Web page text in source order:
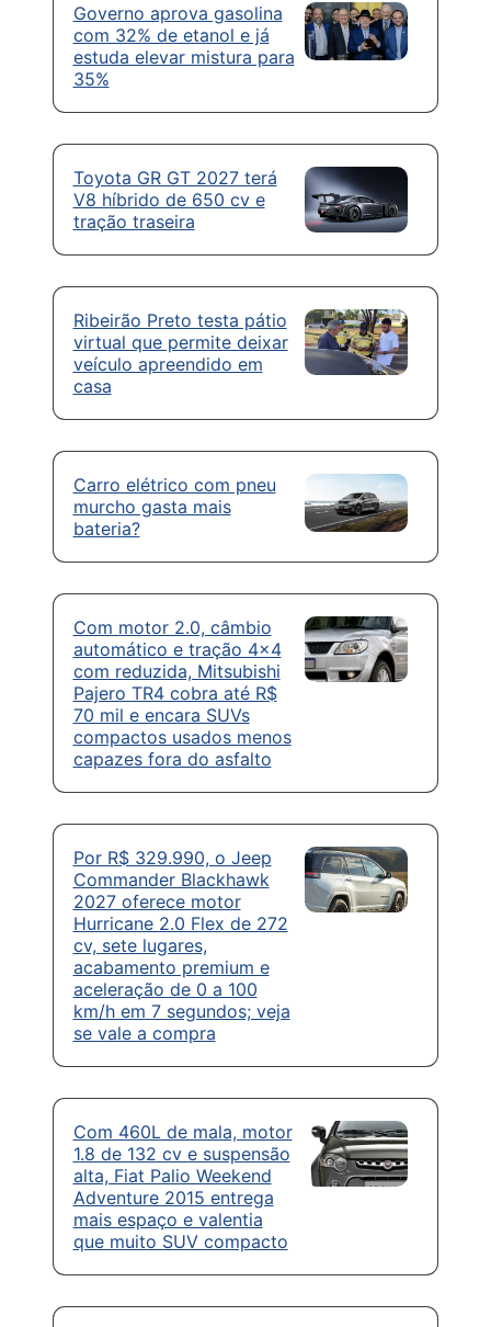
Governo aprova gasolina
com 32% de etanol e já
estuda elevar mistura para
35%
Toyota GR GT 2027 terá
V8 híbrido de 650 cv e
tração traseira
Ribeirão Preto testa pátio
virtual que permite deixar
veículo apreendido em
casa
Carro elétrico com pneu
murcho gasta mais
bateria?
Com motor 2.0, câmbio
automático e tração 4×4
com reduzida, Mitsubishi
Pajero TR4 cobra até R$
70 mil e encara SUVs
compactos usados menos
capazes fora do asfalto
Por R$ 329.990, o Jeep
Commander Blackhawk
2027 oferece motor
Hurricane 2.0 Flex de 272
cv, sete lugares,
acabamento premium e
aceleração de 0 a 100
km/h em 7 segundos; veja
se vale a compra
Com 460L de mala, motor
1.8 de 132 cv e suspensão
alta, Fiat Palio Weekend
Adventure 2015 entrega
mais espaço e valentia
que muito SUV compacto